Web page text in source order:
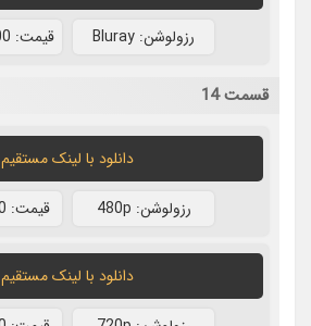
رزولوشن: Bluray قيمت: 12000 تومان
قسمت 14
دانلود با لينک مستقيم
رزولوشن: 480p قيمت: 8000 تومان
دانلود با لينک مستقيم